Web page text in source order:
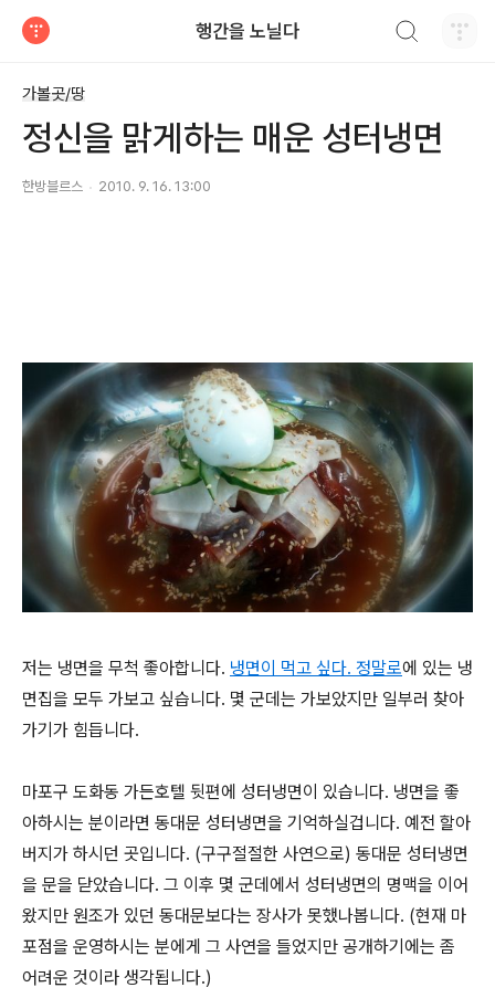
행간을 노닐다
가볼곳/땅
정신을 맑게하는 매운 성터냉면
한방블르스 2010. 9. 16. 13:00
저는 냉면을 무척 좋아합니다. 냉면이 먹고 싶다. 정말로에 있는 냉
면집을 모두 가보고 싶습니다. 몇 군데는 가보았지만 일부러 찾아
가기가 힘듭니다.
마포구 도화동 가든호텔 뒷편에 성터냉면이 있습니다. 냉면을 좋
아하시는 분이라면 동대문 성터냉면을 기억하실겁니다. 예전 할아
버지가 하시던 곳입니다. (구구절절한 사연으로) 동대문 성터냉면
을 문을 닫았습니다. 그 이후 몇 군데에서 성터냉면의 명맥을 이어
왔지만 원조가 있던 동대문보다는 장사가 못했나봅니다. (현재 마
포점을 운영하시는 분에게 그 사연을 들었지만 공개하기에는 좀
어려운 것이라 생각됩니다.)